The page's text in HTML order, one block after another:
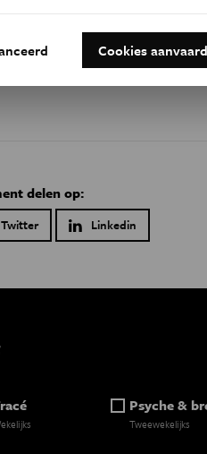
delen op:
Twitter Linkedin
Psyche &
Tweewekelijks
Cookies